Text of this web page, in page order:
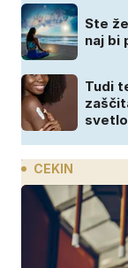
Ste
naj bi
Tudi
CEKIN